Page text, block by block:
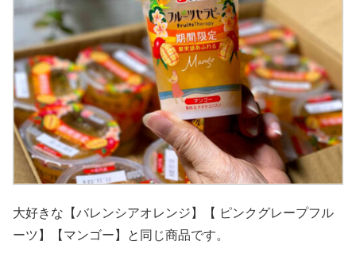
大好きな【バレンシアオレンジ】【 ピンクグレープフル
ーツ】【マンゴー】と同じ商品です。